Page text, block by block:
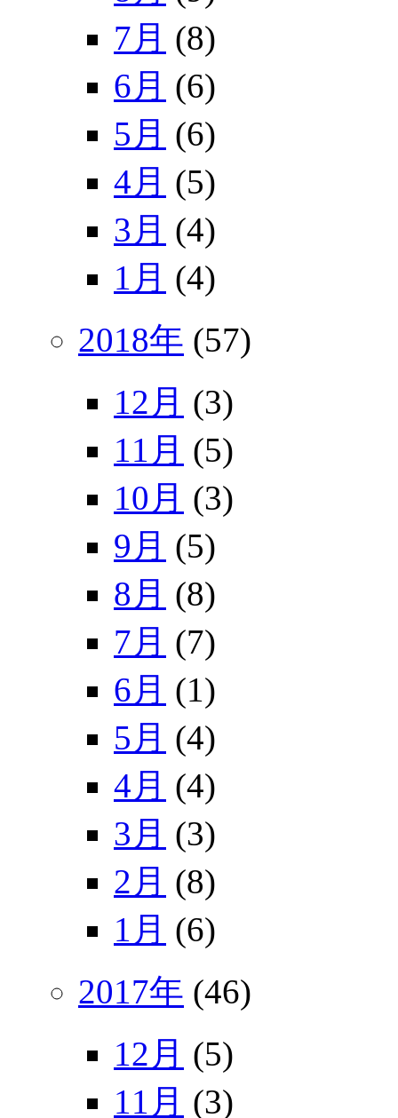
7月 (8)
6月 (6)
5月 (6)
4月 (5)
3月 (4)
1月 (4)
2018年 (57)
12月 (3)
11月 (5)
10月 (3)
9月 (5)
8月 (8)
7月 (7)
6月 (1)
5月 (4)
4月 (4)
3月 (3)
2月 (8)
1月 (6)
2017年 (46)
12月 (5)
11月 (3)